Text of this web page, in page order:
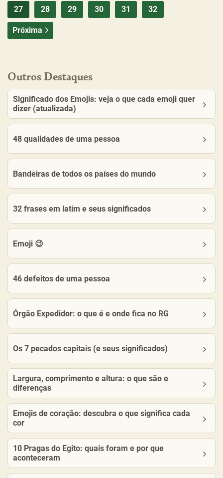
27 28 29 30 31 32
Próxima
Outros Destaques
Significado dos Emojis: veja o que cada emoji quer
dizer (atualizada)
48 qualidades de uma pessoa
Bandeiras de todos os países do mundo
32 frases em latim e seus significados
Emoji 😉
46 defeitos de uma pessoa
Órgão Expedidor: o que é e onde fica no RG
Os 7 pecados capitais (e seus significados)
Largura, comprimento e altura: o que são e
diferenças
Emojis de coração: descubra o que significa cada
cor
10 Pragas do Egito: quais foram e por que
aconteceram